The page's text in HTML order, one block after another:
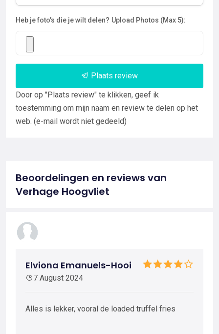
Heb je foto's die je wilt delen? Upload Photos (Max 5):
Plaats review
Door op "Plaats review" te klikken, geef ik
toestemming om mijn naam en review te delen op het
web. (e-mail wordt niet gedeeld)
Beoordelingen en reviews van
Verhage Hoogvliet
Elviona Emanuels-Hooi
7 August 2024
Alles is lekker, vooral de loaded truffel fries